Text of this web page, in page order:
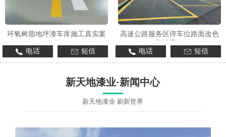
环氧树脂地坪漆车库施工真实案
电话
短信
高速公路服务区停车位路面改色
电话
短信
新天地漆业·新闻中心
新天地漆业·刷新世界